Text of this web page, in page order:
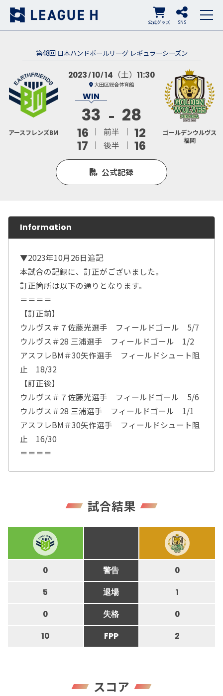
SNS
公式グッズ
第48回 日本ハンドボールリーグ レギュラーシーズン
アースフレンズBM
2023 10 14 （土）11:30
大田区総合体育館
33 28
16 前半
12
17
後半 16
ゴールデンウルヴス
福岡
公式記録
Information
▼2023年10月26日追記
本試合の記録に、訂正がございました。
訂正箇所は以下の通りとなります。
＝＝＝＝
【訂正前】
ウルヴス＃７佐藤光選手 フィールドゴール 5/7
ウルヴス＃28 三浦選手 フィールドゴール 1/2
アスフレBM＃30矢作選手 フィールドシュート阻
止 18/32
【訂正後】
ウルヴス＃７佐藤光選手 フィールドゴール 5/6
ウルヴス＃28 三浦選手 フィールドゴール 1/1
アスフレBM＃30矢作選手 フィールドシュート阻
止 16/30
＝＝＝＝
試合結果
0 警告 0
5 退場 1
0 失格 0
10 FPP 2
スコア